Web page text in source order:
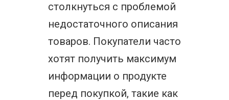
столкнуться с проблемой
недостаточного описания
товаров. Покупатели часто
хотят получить максимум
информации о продукте
перед покупкой, такие как